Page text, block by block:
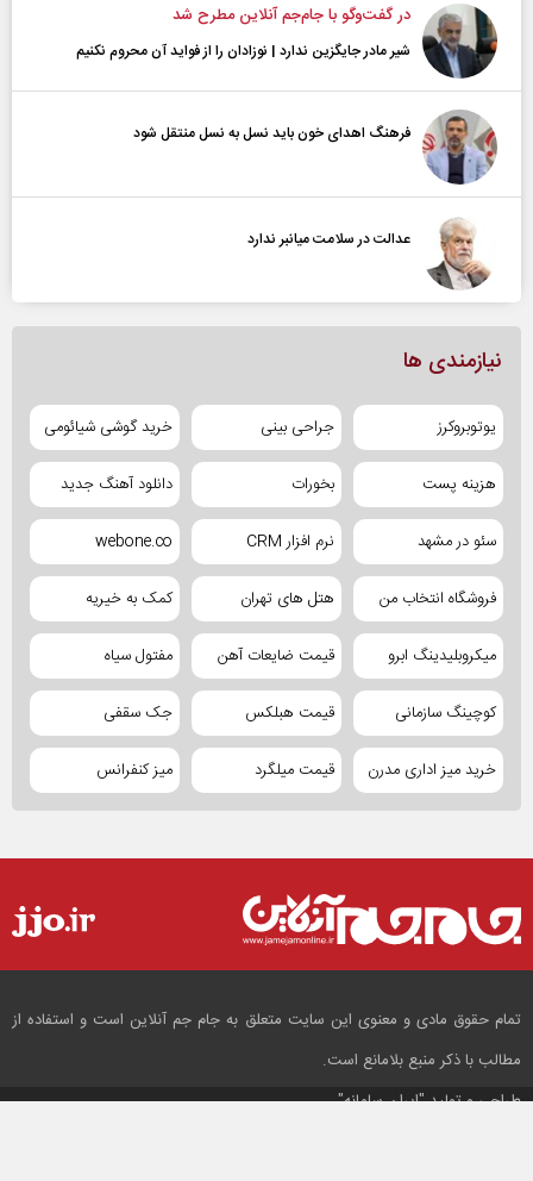
در گفت‌و‌گو با جام‌جم آنلاین مطرح شد
شیر مادر جایگزین ندارد | نوزادان را از فواید آن محروم نکنیم
فرهنگ اهدای خون باید نسل به نسل منتقل شود
عدالت در سلامت میانبر ندارد
نیازمندی ها
یوتوبروکرز جراحی بینی خرید گوشی شیائومی
هزینه پست بخورات دانلود آهنگ جدید
سئو در مشهد نرم افزار CRM webone.co
فروشگاه انتخاب من هتل های تهران کمک به خیریه
میکروبلیدینگ ابرو قیمت ضایعات آهن مفتول سیاه
کوچینگ سازمانی قیمت هبلکس جک سقفی
خرید میز اداری مدرن قیمت میلگرد میز کنفرانس
تمام حقوق مادی و معنوی این سایت متعلق به جام جم آنلاین است و استفاده از
مطالب با ذکر منبع بلامانع است.
طراحی و تولید"ایران سامانه"